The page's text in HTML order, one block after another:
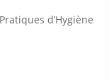
d’Hygiène